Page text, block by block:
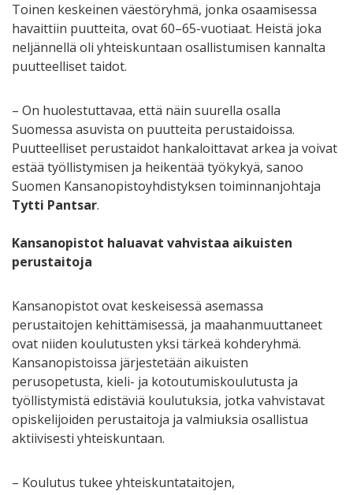
Toinen keskeinen väestöryhmä, jonka osaamisessa
havaittiin puutteita, ovat 60–65-vuotiaat. Heistä joka
neljännellä oli yhteiskuntaan osallistumisen kannalta
puutteelliset taidot.
– On huolestuttavaa, että näin suurella osalla
Suomessa asuvista on puutteita perustaidoissa.
Puutteelliset perustaidot hankaloittavat arkea ja voivat
estää työllistymisen ja heikentää työkykyä, sanoo
Suomen Kansanopistoyhdistyksen toiminnanjohtaja
Tytti Pantsar.
Kansanopistot haluavat vahvistaa aikuisten
perustaitoja
Kansanopistot ovat keskeisessä asemassa
perustaitojen kehittämisessä, ja maahanmuuttaneet
ovat niiden koulutusten yksi tärkeä kohderyhmä.
Kansanopistoissa järjestetään aikuisten
perusopetusta, kieli- ja kotoutumiskoulutusta ja
työllistymistä edistäviä koulutuksia, jotka vahvistavat
opiskelijoiden perustaitoja ja valmiuksia osallistua
aktiivisesti yhteiskuntaan.
– Koulutus tukee yhteiskuntataitojen,